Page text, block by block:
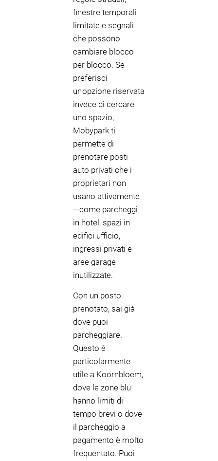
finestre temporali
limitate e segnali
che possono
cambiare blocco
per blocco. Se
preferisci
un'opzione riservata
invece di cercare
uno spazio,
Mobypark ti
permette di
prenotare posti
auto privati che i
proprietari non
usano attivamente
—come parcheggi
in hotel, spazi in
edifici ufficio,
ingressi privati e
aree garage
inutilizzate.
Con un posto
prenotato, sai già
dove puoi
parcheggiare.
Questo è
particolarmente
utile a Koornbloem,
dove le zone blu
hanno limiti di
tempo brevi o dove
il parcheggio a
pagamento è molto
frequentato. Puoi